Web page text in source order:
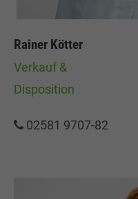
Rainer Kötter
Verkauf &
Disposition
02581 9707-82